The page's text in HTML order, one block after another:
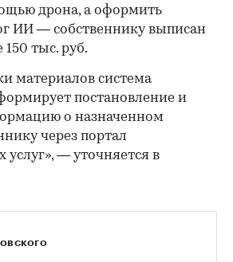
дрона, а оформить
ИИ — собственнику выписан
тыс. руб.
материалов система
постановление и
о назначенном
через портал
услуг», — уточняется в